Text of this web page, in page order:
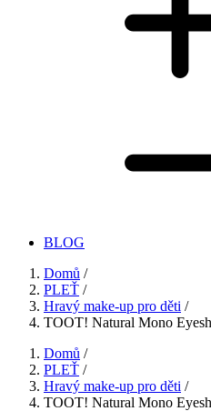
BLOG
Domů /
PLEŤ /
Hravý make-up pro děti /
TOOT! Natural Mono
Domů /
PLEŤ /
Hravý make-up pro děti /
TOOT! Natural Mono